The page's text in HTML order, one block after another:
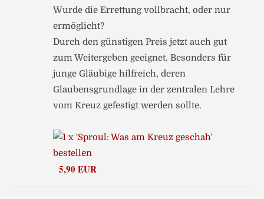
Wurde die Errettung vollbracht, oder nur
ermöglicht?
Durch den günstigen Preis jetzt auch gut
zum Weitergeben geeignet. Besonders für
junge Gläubige hilfreich, deren
Glaubensgrundlage in der zentralen Lehre
vom Kreuz gefestigt werden sollte.
5,90 EUR